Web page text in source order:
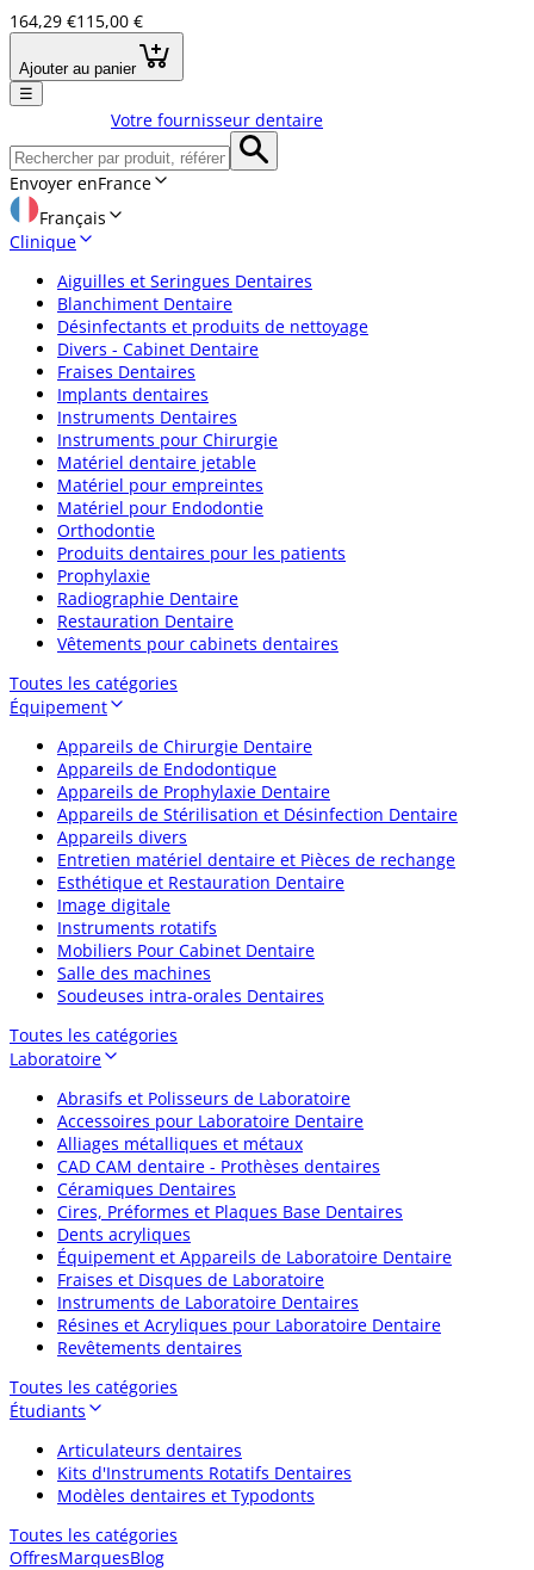
164,29 €115,00 €
Ajouter au panier
☰
Votre fournisseur dentaire
Envoyer enFrance
Français
Clinique
Aiguilles et Seringues Dentaires
Blanchiment Dentaire
Désinfectants et produits de nettoyage
Divers - Cabinet Dentaire
Fraises Dentaires
Implants dentaires
Instruments Dentaires
Instruments pour Chirurgie
Matériel dentaire jetable
Matériel pour empreintes
Matériel pour Endodontie
Orthodontie
Produits dentaires pour les patients
Prophylaxie
Radiographie Dentaire
Restauration Dentaire
Vêtements pour cabinets dentaires
Toutes les catégories
Équipement
Appareils de Chirurgie Dentaire
Appareils de Endodontique
Appareils de Prophylaxie Dentaire
Appareils de Stérilisation et Désinfection Dentaire
Appareils divers
Entretien matériel dentaire et Pièces de rechange
Esthétique et Restauration Dentaire
Image digitale
Instruments rotatifs
Mobiliers Pour Cabinet Dentaire
Salle des machines
Soudeuses intra-orales Dentaires
Toutes les catégories
Laboratoire
Abrasifs et Polisseurs de Laboratoire
Accessoires pour Laboratoire Dentaire
Alliages métalliques et métaux
CAD CAM dentaire - Prothèses dentaires
Céramiques Dentaires
Cires, Préformes et Plaques Base Dentaires
Dents acryliques
Équipement et Appareils de Laboratoire Dentaire
Fraises et Disques de Laboratoire
Instruments de Laboratoire Dentaires
Résines et Acryliques pour Laboratoire Dentaire
Revêtements dentaires
Toutes les catégories
Étudiants
Articulateurs dentaires
Kits d'Instruments Rotatifs Dentaires
Modèles dentaires et Typodonts
Toutes les catégories
OffresMarquesBlog